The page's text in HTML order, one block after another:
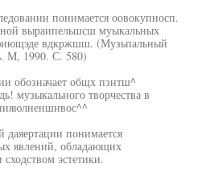
понимается оовокупносп.
выраипельшсш муыкальных
вдкржшш. (Музьпальный
М, 1990. С. 580)
обозначает общх пзнтш^
музыкального творчества в
даяертации понимается
явлений, обладающих
эстетики.